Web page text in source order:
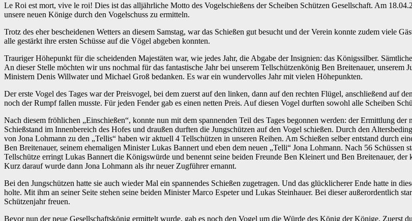
Le Roi est mort, vive le roi! Dies ist das alljährliche Motto des Vogelschießens der Scheiben Schützen Gesellschaft. Am
unsere neuen Könige durch den Vogelschuss zu ermitteln.
Trotz des eher bescheidenen Wetters an diesem Samstag, war das Schießen gut besucht und der Verein konnte zudem viele
alle gestärkt ihre ersten Schüsse auf die Vögel abgeben konnten.
Trauriger Höhepunkt für die scheidenden Majestäten war, wie jedes Jahr, die Abgabe der Insignien: das Königssilber.
An dieser Stelle möchten wir uns nochmal für das fantastische Jahr bei unserem Tellschützenkönig Ben Breitenauer,
Ministern Denis Willwater und Michael Groß bedanken. Es war ein wundervolles Jahr mit vielen Höhepunkten.
Der erste Vogel des Tages war der Preisvogel, bei dem zuerst auf den linken, dann auf den rechten Flügel, anschließend auf
noch der Rumpf fallen musste. Für jeden Fender gab es einen netten Preis. Auf diesen Vogel durften sowohl alle Scheiben
Nach diesem fröhlichen „Einschießen“, konnte nun mit dem spannenden Teil des Tages begonnen werden: der Ermittlung
Schießstand im Innenbereich des Hofes und draußen durften die Jungschützen auf den Vogel schießen. Durch den
von Jona Lohmann zu den „Tellis“ haben wir aktuell 4 Tellschützen in unseren Reihen. Am Schießen selber entstand durch
Ben Breitenauer, seinem ehemaligen Minister Lukas Bannert und eben dem neuen „Telli“ Jona Lohmann. Nach 56 Schüssen
Tellschütze erringt Lukas Bannert die Königswürde und benennt seine beiden Freunde Ben Kleinert und Ben Breitenauer,
Kurz darauf wurde dann Jona Lohmann als ihr neuer Zugführer ernannt.
Bei den Jungschützen hatte sie auch wieder Mal ein spannendes Schießen zugetragen. Und das glücklicherer Ende hatte in
holte. Mit ihm an seiner Seite stehen seine beiden Minister Marco Espeter und Lukas Steinhauer. Bei dieser außerordentlich
Schützenjahr freuen.
Bevor nun der neue Gesellschaftskönig ermittelt wurde, gab es noch den Vogel um die Würde des König der Könige. Zuerst